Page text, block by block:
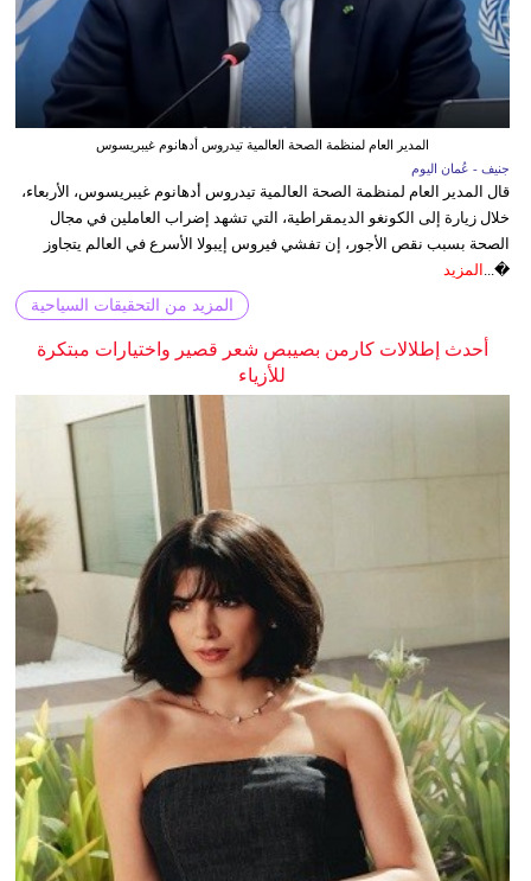
المدير العام لمنظمة الصحة العالمية تيدروس أدهانوم غيبريسوس
جنيف - عُمان اليوم
قال المدير العام لمنظمة الصحة العالمية تيدروس أدهانوم غيبريسوس، الأربعاء،
خلال زيارة إلى الكونغو الديمقراطية، التي تشهد إضراب العاملين في مجال
الصحة بسبب نقص الأجور، إن تفشي فيروس إيبولا الأسرع في العالم يتجاوز
�... المزيد
المزيد من التحقيقات السياحية
أحدث إطلالات كارمن بصيبص شعر قصير واختيارات مبتكرة
للأزياء